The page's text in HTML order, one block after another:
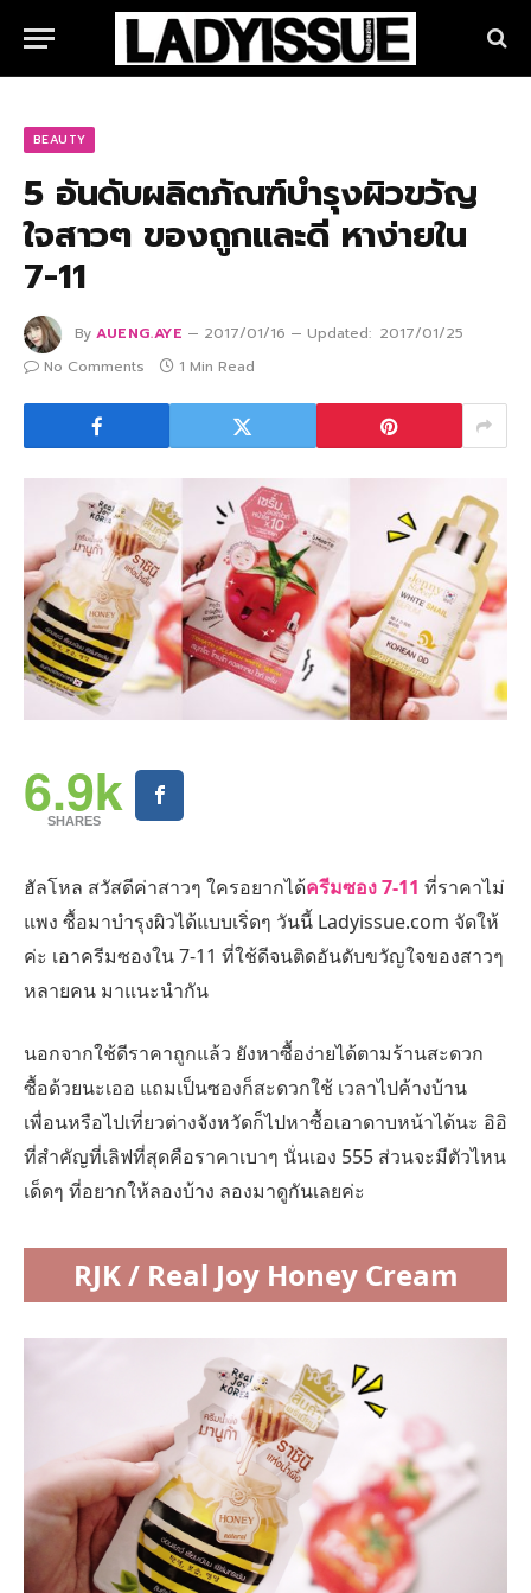
BEAUTY
5 อันดับผลิตภัณฑ์บำรุงผิวขวัญ
ใจสาวๆ ของถูกและดี หาง่ายใน
7-11
By AUENG.AYE 2017/01/16 Updated: 2017/01/25
No Comments
1 Min Read
6.9k
SHARES
ฮัลโหล สวัสดีค่าสาวๆ ใครอยากได้ครีมซอง 7-11 ที่ราคาไม่
แพง ซื้อมาบำรุงผิวได้แบบเริ่ดๆ วันนี้ Ladyissue.com จัดให้
ค่ะ เอาครีมซองใน 7-11 ที่ใช้ดีจนติดอันดับขวัญใจของสาวๆ
หลายคน มาแนะนำกัน
นอกจากใช้ดีราคาถูกแล้ว ยังหาซื้อง่ายได้ตามร้านสะดวก
ซื้อด้วยนะเออ แถมเป็นซองก็สะดวกใช้ เวลาไปค้างบ้าน
เพื่อนหรือไปเที่ยวต่างจังหวัดก็ไปหาซื้อเอาดาบหน้าได้นะ อิอิ
ที่สำคัญที่เลิฟที่สุดคือราคาเบาๆ นั่นเอง 555 ส่วนจะมีตัวไหน
เด็ดๆ ที่อยากให้ลองบ้าง ลองมาดูกันเลยค่ะ
RJK / Real Joy Honey Cream